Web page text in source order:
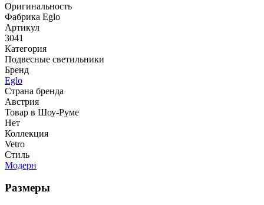
Оригинальность
Фабрика Eglo
Артикул
3041
Категория
Подвесные светильники
Бренд
Eglo
Страна бренда
Австрия
Товар в Шоу-Руме
Нет
Коллекция
Vetro
Стиль
Модерн
Размеры